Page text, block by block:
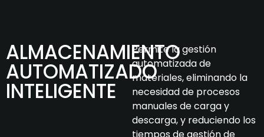
ALMACENAMIENTO
AUTOMATIZADO
INTELIGENTE
Permite la gestión
automatizada de
materiales, eliminando la
necesidad de procesos
manuales de carga y
descarga, y reduciendo los
tiempos de gestión de